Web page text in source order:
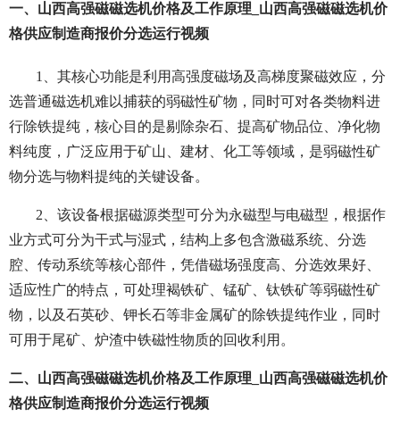
一、山西高强磁磁选机价格及工作原理_山西高强磁磁选机价
格供应制造商报价分选运行视频
1、其核心功能是利用高强度磁场及高梯度聚磁效应，分
选普通磁选机难以捕获的弱磁性矿物，同时可对各类物料进
行除铁提纯，核心目的是剔除杂石、提高矿物品位、净化物
料纯度，广泛应用于矿山、建材、化工等领域，是弱磁性矿
物分选与物料提纯的关键设备。
2、该设备根据磁源类型可分为永磁型与电磁型，根据作
业方式可分为干式与湿式，结构上多包含激磁系统、分选
腔、传动系统等核心部件，凭借磁场强度高、分选效果好、
适应性广的特点，可处理褐铁矿、锰矿、钛铁矿等弱磁性矿
物，以及石英砂、钾长石等非金属矿的除铁提纯作业，同时
可用于尾矿、炉渣中铁磁性物质的回收利用。
二、山西高强磁磁选机价格及工作原理_山西高强磁磁选机价
格供应制造商报价分选运行视频